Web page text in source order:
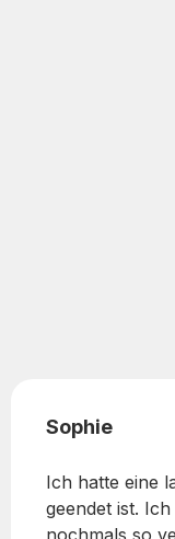
Sophie
Ich hatte eine
geendet ist.
nochmals so